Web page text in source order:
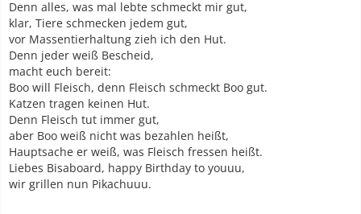
Denn alles, was mal lebte schmeckt mir gut,
klar, Tiere schmecken jedem gut,
vor Massentierhaltung zieh ich den Hut.
Denn jeder weiß Bescheid,
macht euch bereit:
Boo will Fleisch, denn Fleisch schmeckt Boo gut.
Katzen tragen keinen Hut.
Denn Fleisch tut immer gut,
aber Boo weiß nicht was bezahlen heißt,
Hauptsache er weiß, was Fleisch fressen heißt.
Liebes Bisaboard, happy Birthday to youuu,
wir grillen nun Pikachuuu.